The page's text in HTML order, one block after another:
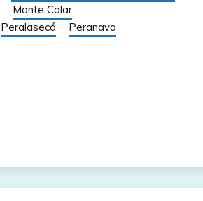
Monte Calar
Peralasecá
Peranava